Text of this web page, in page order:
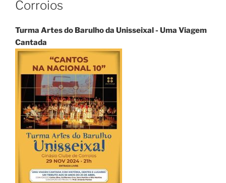
Corroios
Turma Artes do Barulho da Unisseixal - Uma Viagem
Cantada